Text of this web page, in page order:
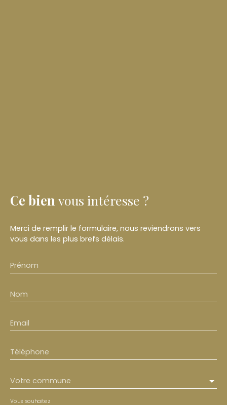
Ce bien vous intéresse ?
Merci de remplir le formulaire, nous reviendrons vers
vous dans les plus brefs délais.
Prénom
Nom
Email
Téléphone
Votre commune
Vous souhaitez